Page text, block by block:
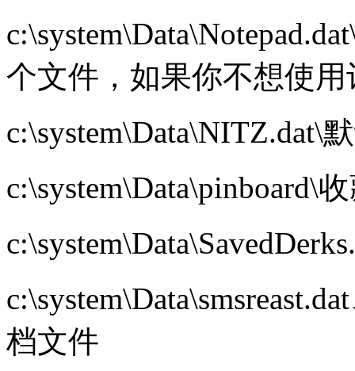
个文件，如果你不想使
c:\system\Data\NITZ.dat\
c:\system\Data\pinboard\
档文件